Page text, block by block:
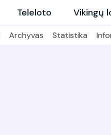
Teleloto Vikingų
Archyvas Statistika